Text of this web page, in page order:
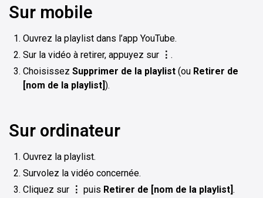
Sur mobile
Ouvrez la playlist dans l’app YouTube.
Sur la vidéo à retirer, appuyez sur ⋮ .
Choisissez Supprimer de la playlist (ou Retirer de
[nom de la playlist]).
Sur ordinateur
Ouvrez la playlist.
Survolez la vidéo concernée.
Cliquez sur ⋮ puis Retirer de [nom de la playlist] .